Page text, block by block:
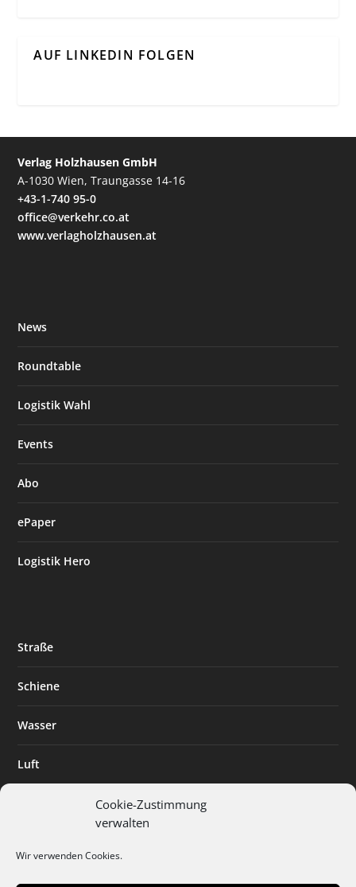
Cookie-Zustimmung
verwalten
Wir verwenden Cookies.
AUF LINKEDIN FOLGEN
Verlag Holzhausen GmbH
A-1030 Wien, Traungasse 14-16
+43-1-740 95-0
office@verkehr.co.at
www.verlagholzhausen.at
News
Roundtable
Logistik Wahl
Events
Abo
ePaper
Logistik Hero
Straße
Schiene
Wasser
Luft
Digitalisierung